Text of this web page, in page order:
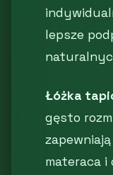
lepsze
Łóżka
gęsto
materaca